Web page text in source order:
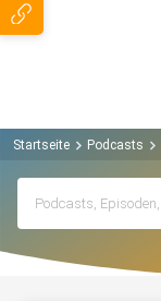
Startseite Podcasts